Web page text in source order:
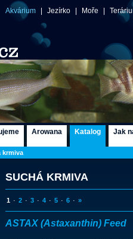
Akvárium Jezírko Moře
Arowana Katalog Jak
krmiva
SUCHÁ KRMIVA
1 · 2 · 3 · 4 · 5 · 6 · »
ASTAX (Astaxanthin) Feed